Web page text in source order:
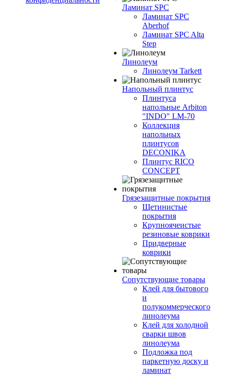
Ламинат SPC
Ламинат SPC
Aberhof
Ламинат SPC Alta
Step
Линолеум
Линолеум Tarkett
Напольный плинтус
Плинтуса
напольные Arbiton
"INDO" LM-70
Коллекция
напольных
плинтусов
DECONIKA
Плинтус RICO
CONCEPT
Грязезащитные покрытия
Щетинистые
покрытия
Крупноячеистые
резиновые коврики
Придверные
коврики
Сопутствующие товары
Клей для бытового
и
полукоммерческого
линолеума
Клей для холодной
сварки швов
линолеума
Подложка под
паркетную доску и
ламинат